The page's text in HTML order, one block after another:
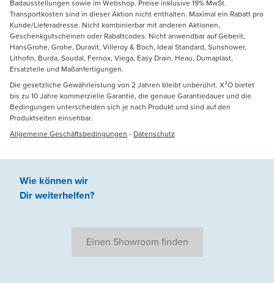
Badausstellungen sowie im Webshop. Preise inklusive 19% MwSt.
Transportkosten sind in dieser Aktion nicht enthalten. Maximal ein Rabatt pro
Kunde/Lieferadresse. Nicht kombinierbar mit anderen Aktionen,
Geschenkgutscheinen oder Rabattcodes. Nicht anwendbar auf Geberit,
HansGrohe, Grohe, Duravit, Villeroy & Boch, Ideal Standard, Sunshower,
Lithofin, Burda, Soudal, Fernox, Viega, Easy Drain, Heau, Dumaplast,
Ersatzteile und Maßanfertigungen.
Die gesetzliche Gewährleistung von 2 Jahren bleibt unberührt. X²O bietet
bis zu 10 Jahre kommerzielle Garantie, die genaue Garantiedauer und die
Bedingungen unterscheiden sich je nach Produkt und sind auf den
Produktseiten einsehbar.
Allgemeine Geschäftsbedingungen - Datenschutz
Wie können wir
Dir weiterhelfen?
Einen Showroom finden